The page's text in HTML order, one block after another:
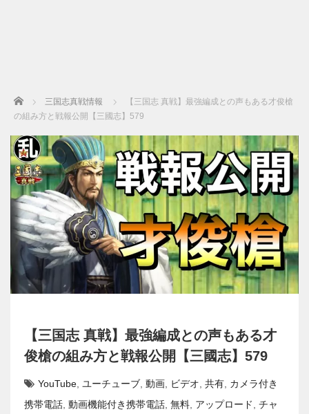
Home 三国志真戦情報
【三国志 真戦】最強編成との声もある才俊槍
の組み方と戦報公開【三國志】579
【三国志 真戦】最強編成との声もある才
俊槍の組み方と戦報公開【三國志】579
YouTube ユーチューブ 動画 ビデオ 共有 カメラ付き
携帯電話 動画機能付き携帯電話 無料 アップロード
チャ